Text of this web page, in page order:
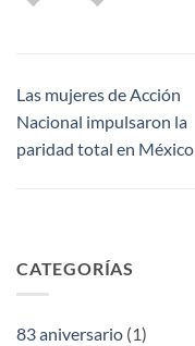
Las mujeres de Acción
Nacional impulsaron la
paridad total en México
CATEGORÍAS
83 aniversario (1)